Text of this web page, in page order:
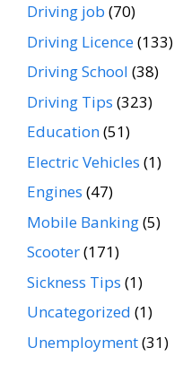
Driving job (70)
Driving Licence(133)
Driving School (38)
Driving Tips (323)
Education(51)
Electric Vehicles (1)
Engines (47)
Mobile Banking(5)
Scooter(171)
Sickness Tips (1)
Uncategorized (1)
Unemployment(31)